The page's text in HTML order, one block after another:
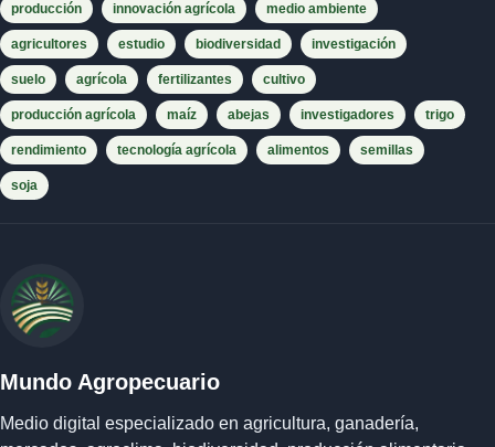
producción innovación agrícola medio ambiente
agricultores estudio biodiversidad investigación
suelo agrícola fertilizantes cultivo
producción agrícola maíz abejas investigadores trigo
rendimiento tecnología agrícola alimentos semillas
soja
Mundo Agropecuario
Medio digital especializado en agricultura, ganadería,